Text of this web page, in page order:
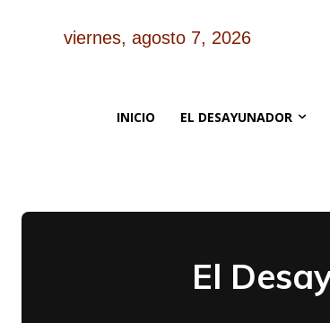
viernes, agosto 7, 2026
INICIO EL DESAYUNADOR
El